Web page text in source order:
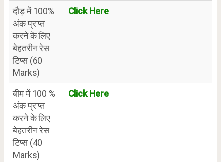
दौड़ में 100%
अंक प्राप्त
करने के लिए
बेहतरीन रेस
टिप्स (60
Marks)
Click Here
बीम में 100 %
अंक प्राप्त
करने के लिए
बेहतरीन रेस
टिप्स (40
Marks)
Click Here